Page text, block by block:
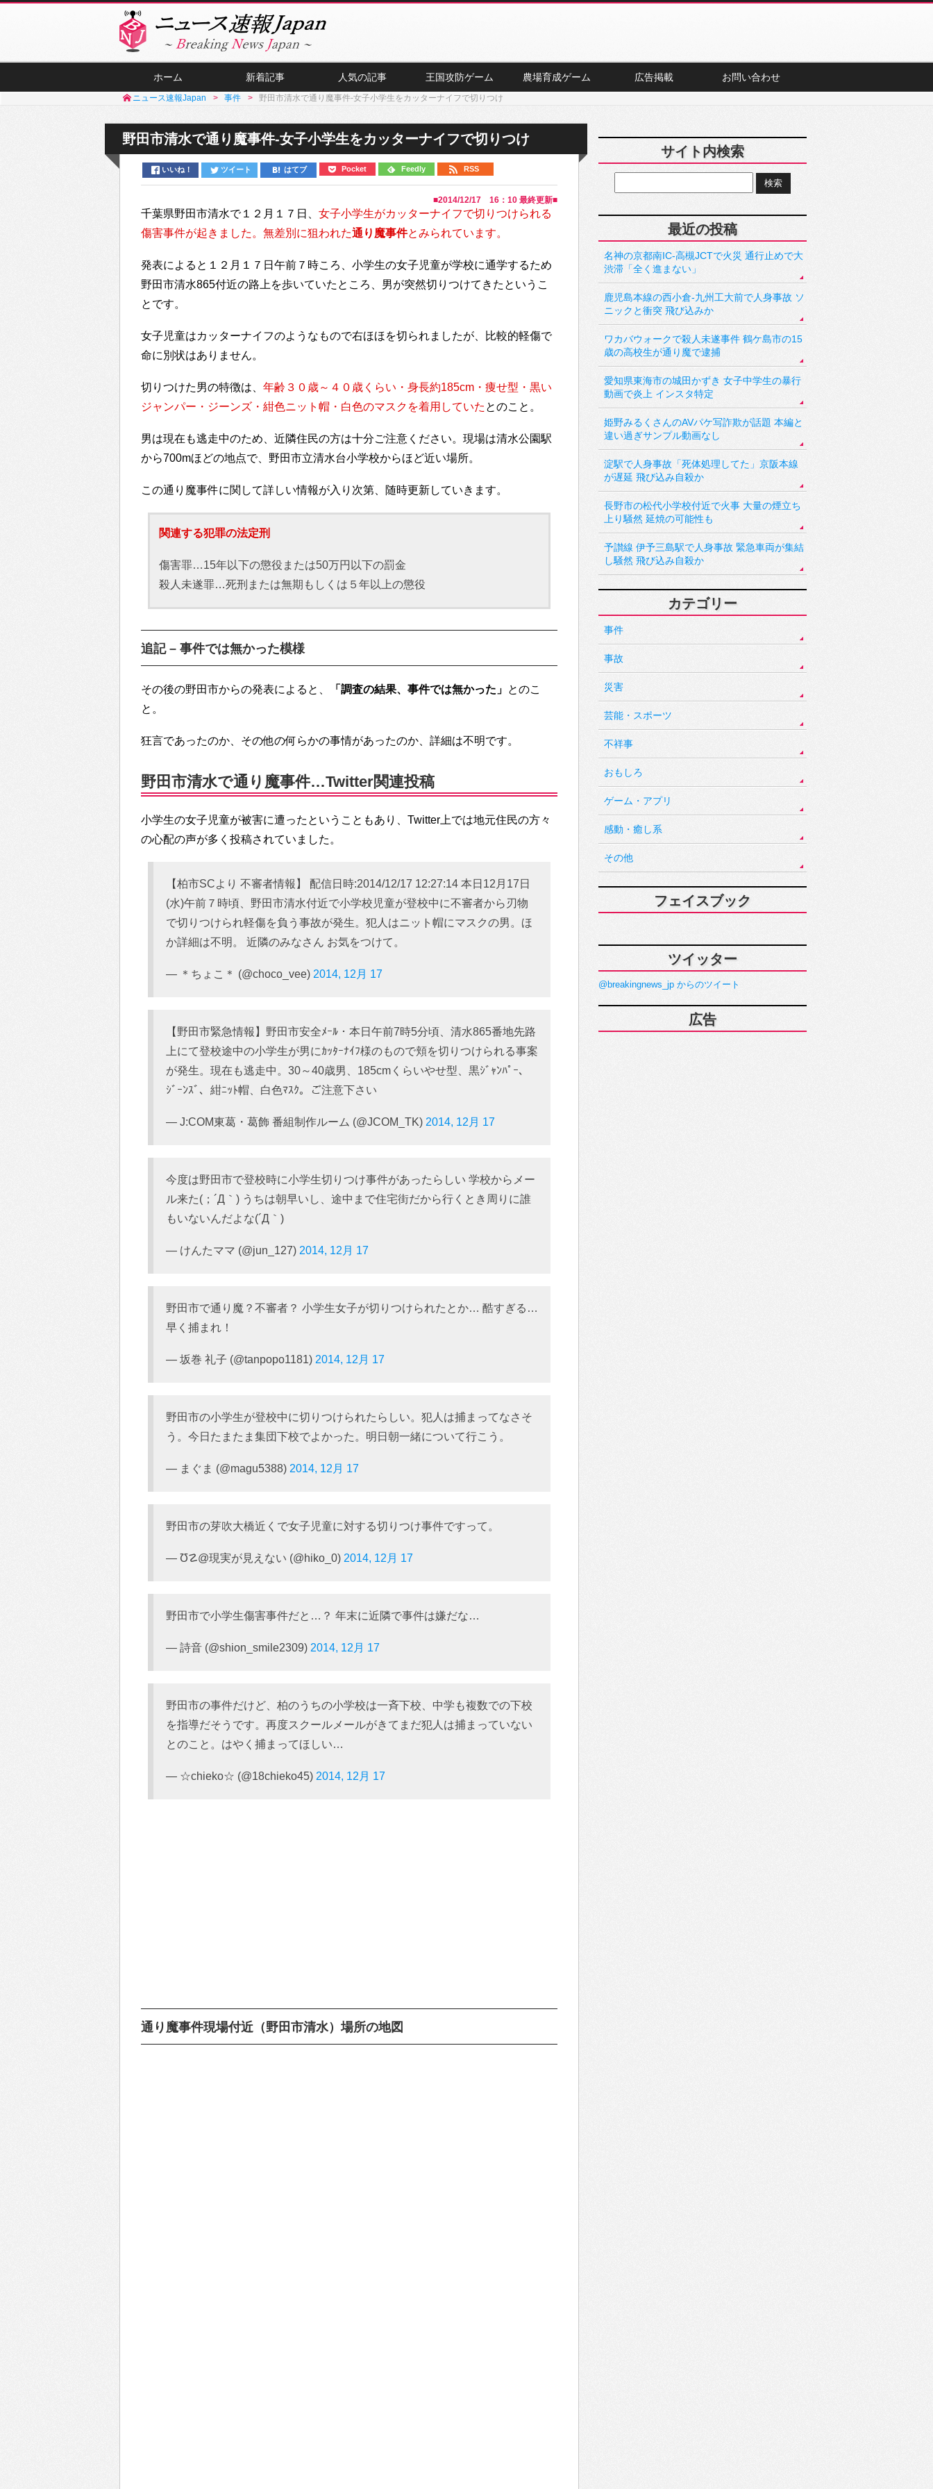
ホーム 新着記事 人気の記事 王国攻防ゲーム 農場育成ゲーム 広告掲載 お問い合わせ
ニュース速報Japan 事件 野田市清水で通り魔事件-女子小学生をカッターナイフで切りつけ
野田市清水で通り魔事件-女子小学生をカッターナイフで切りつけ
いいね！ ツイート はてブ Pocket Feedly RSS
■2014/12/17 16：10 最終更新■
千葉県野田市清水で１２月１７日、 女子小学生がカッターナイフで切りつけられる
傷害事件が起きました。無差別に狙われた通り魔事件とみられています。
発表によると１２月１７日午前７時ころ、小学生の女子児童が学校に通学するため
野田市清水865付近の路上を歩いていたところ、男が突然切りつけてきたというこ
とです。
女子児童はカッターナイフのようなもので右ほほを切られましたが、比較的軽傷で
命に別状はありません。
切りつけた男の特徴は、 年齢３０歳～４０歳くらい・身長約185cm・痩せ型・黒い
ジャンパー・ジーンズ・紺色ニット帽・白色のマスクを着用していた とのこと。
男は現在も逃走中のため、近隣住民の方は十分ご注意ください。現場は清水公園駅
から700mほどの地点で、野田市立清水台小学校からほど近い場所。
この通り魔事件に関して詳しい情報が入り次第、随時更新していきます。
関連する犯罪の法定刑
傷害罪…15年以下の懲役または50万円以下の罰金
殺人未遂罪…死刑または無期もしくは５年以上の懲役
追記 – 事件では無かった模様
その後の野田市からの発表によると、 「調査の結果、事件では無かった」
とのこ
と。
狂言であったのか、その他の何らかの事情があったのか、詳細は不明です。
野田市清水で通り魔事件…Twitter関連投稿
小学生の女子児童が被害に遭ったということもあり、Twitter上では地元住民の方々
の心配の声が多く投稿されていました。
【柏市SCより 不審者情報】 配信日時:2014/12/17 12:27:14 本日12月17日
(水)午前７時頃、野田市清水付近で小学校児童が登校中に不審者から刃物
で切りつけられ軽傷を負う事故が発生。犯人はニット帽にマスクの男。ほ
か詳細は不明。 近隣のみなさん お気をつけて。
— ＊ちょこ＊ (@choco_vee) 2014, 12月 17
【野田市緊急情報】野田市安全ﾒｰﾙ・本日午前7時5分頃、清水865番地先路
上にて登校途中の小学生が男にｶｯﾀｰﾅｲﾌ様のもので頬を切りつけられる事案
が発生。現在も逃走中。30～40歳男、185cmくらいやせ型、黒ｼﾞｬﾝﾊﾟｰ、
ｼﾞｰﾝｽﾞ、紺ﾆｯﾄ帽、白色ﾏｽｸ。ご注意下さい
— J:COM東葛・葛飾 番組制作ルーム (@JCOM_TK) 2014, 12月 17
今度は野田市で登校時に小学生切りつけ事件があったらしい 学校からメー
ル来た(；´Д｀) うちは朝早いし、途中まで住宅街だから行くとき周りに誰
もいないんだよな(´Д｀)
— けんたママ (@jun_127) 2014, 12月 17
野田市で通り魔？不審者？ 小学生女子が切りつけられたとか… 酷すぎる…
早く捕まれ！
— 坂巻 礼子 (@tanpopo1181) 2014, 12月 17
野田市の小学生が登校中に切りつけられたらしい。犯人は捕まってなさそ
う。今日たまたま集団下校でよかった。明日朝一緒について行こう。
— まぐま (@magu5388) 2014, 12月 17
野田市の芽吹大橋近くで女子児童に対する切りつけ事件ですって。
— Ʊ☡@現実が見えない (@hiko_0) 2014, 12月 17
野田市で小学生傷害事件だと…？ 年末に近隣で事件は嫌だな…
— 詩音 (@shion_smile2309) 2014, 12月 17
野田市の事件だけど、柏のうちの小学校は一斉下校、中学も複数での下校
を指導だそうです。再度スクールメールがきてまだ犯人は捕まっていない
とのこと。はやく捕まってほしい…
— ☆chieko☆ (@18chieko45) 2014, 12月 17
通り魔事件現場付近（野田市清水）場所の地図
サイト内検索
最近の投稿
名神の京都南IC-高槻JCTで火災 通行止めで大
渋滞「全く進まない」
鹿児島本線の西小倉-九州工大前で人身事故 ソ
ニックと衝突 飛び込みか
ワカバウォークで殺人未遂事件 鶴ケ島市の15
歳の高校生が通り魔で逮捕
愛知県東海市の城田かずき 女子中学生の暴行
動画で炎上 インスタ特定
姫野みるくさんのAVパケ写詐欺が話題 本編と
違い過ぎサンプル動画なし
淀駅で人身事故「死体処理してた」京阪本線
が遅延 飛び込み自殺か
長野市の松代小学校付近で火事 大量の煙立ち
上り騒然 延焼の可能性も
予讃線 伊予三島駅で人身事故 緊急車両が集結
し騒然 飛び込み自殺か
カテゴリー
事件
事故
災害
芸能・スポーツ
不祥事
おもしろ
ゲーム・アプリ
感動・癒し系
その他
フェイスブック
ツイッター
@breakingnews_jp からのツイート
広告